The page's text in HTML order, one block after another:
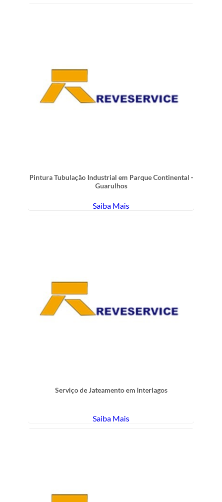
Pintura Tubulação Industrial em Parque Continental -
Guarulhos
Saiba Mais
Serviço de Jateamento em Interlagos
Saiba Mais